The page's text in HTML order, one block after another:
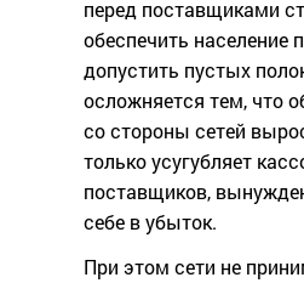
перед поставщиками
обеспечить население
допустить пустых
осложняется тем, что
со стороны сетей
только усугубляет
поставщиков,
себе в убыток.
При этом сети не